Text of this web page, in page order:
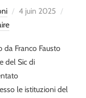
Publié
4 juin 2025
Franco Fausto
del Sic di
le istituzioni del